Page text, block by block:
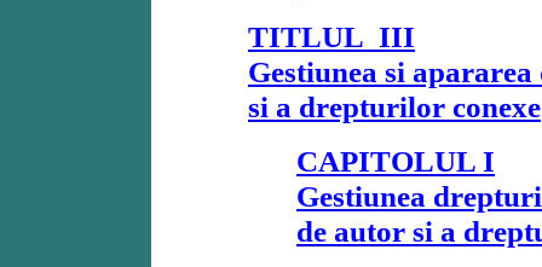
TITLUL III
Gestiunea si
si a drepturilor conexe
CAPITOLUL I
Gestiunea
de autor si a